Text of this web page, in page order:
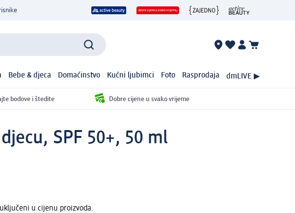
Bebe & djeca Domaćinstvo Kućni ljubimci Foto Rasprodaja dmLIVE ▶
bodove i štedite Dobre cijene u svako vrijeme
SPF 50+, 50 ml
u cijenu proizvoda.